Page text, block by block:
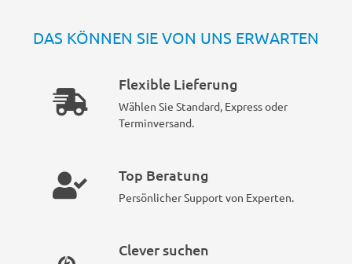
DAS KÖNNEN SIE VON UNS ERWARTEN
Flexible Lieferung
Wählen Sie Standard, Express oder
Terminversand.
Top Beratung
Persönlicher Support von Experten.
Clever suchen